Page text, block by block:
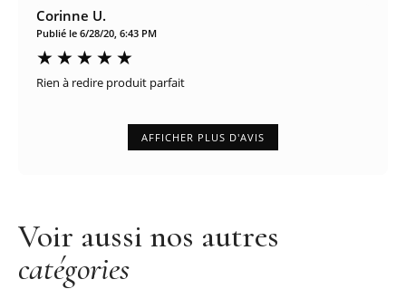
Corinne U.
Publié le 6/28/20, 6:43 PM
Rien à redire produit parfait
AFFICHER PLUS D'AVIS
Voir aussi nos autres
catégories